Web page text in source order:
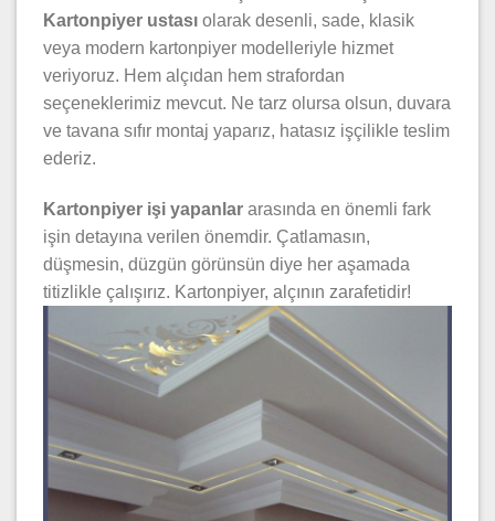
Kartonpiyer ustası olarak desenli, sade, klasik
veya modern kartonpiyer modelleriyle hizmet
veriyoruz. Hem alçıdan hem strafordan
seçeneklerimiz mevcut. Ne tarz olursa olsun, duvara
ve tavana sıfır montaj yaparız, hatasız işçilikle teslim
ederiz.
Kartonpiyer işi yapanlar arasında en önemli fark
işin detayına verilen önemdir. Çatlamasın,
düşmesin, düzgün görünsün diye her aşamada
titizlikle çalışırız. Kartonpiyer, alçının zarafetidir!